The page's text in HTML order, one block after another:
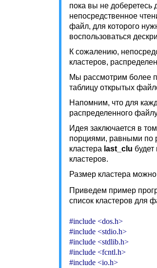
пока вы не доберетесь
непосредственное
файл, для которого
воспользоваться
К сожалению,
кластеров,
Мы рассмотрим более
таблицу открытых
Напомним, что для
распределенного
Идея заключается в
порциями, равными по
кластера last_clu
кластеров.
Размер кластера
Приведем пример
список кластеров для
#include <dos.h>
#include <stdio.h>
#include <stdlib.h>
#include <fcntl.h>
#include <io.h>